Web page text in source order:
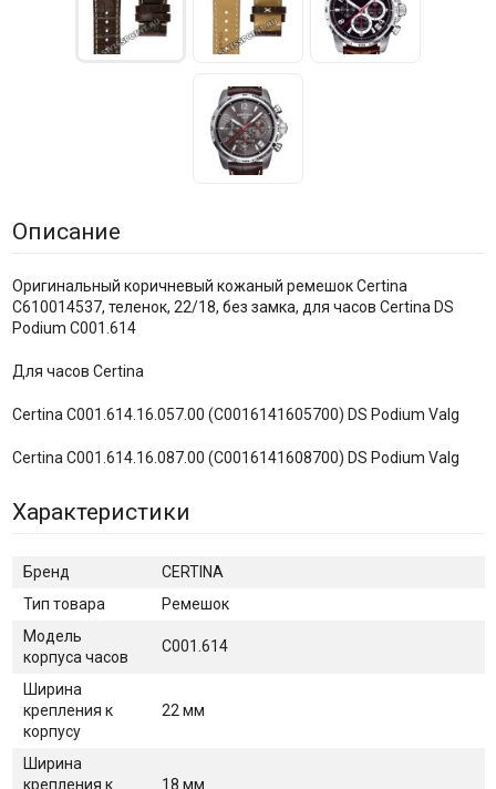
Описание
Оригинальный коричневый кожаный ремешок Certina
C610014537, теленок, 22/18, без замка, для часов Certina DS
Podium C001.614
Для часов Certina
Certina C001.614.16.057.00 (C0016141605700) DS Podium Valg
Certina C001.614.16.087.00 (C0016141608700) DS Podium Valg
Характеристики
Бренд
CERTINA
Тип товара
Ремешок
Модель
корпуса часов
C001.614
Ширина
крепления к
корпусу
22 мм
Ширина
крепления к
18 мм